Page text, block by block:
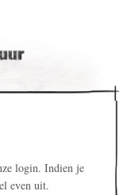
login. Indien je
even uit.